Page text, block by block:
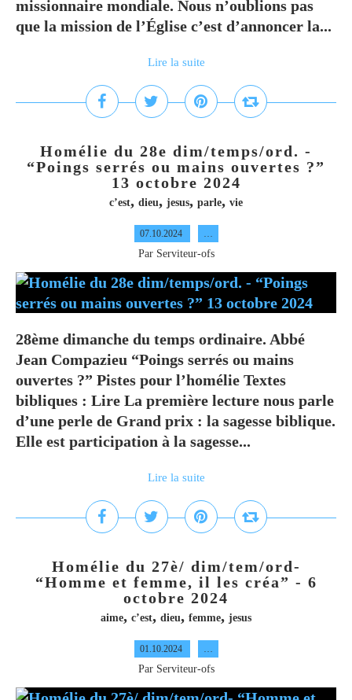
missionnaire mondiale. Nous n’oublions pas
que la mission de l’Église c’est d’annoncer la...
Lire la suite
Homélie du 28e dim/temps/ord. -
“Poings serrés ou mains ouvertes ?”
13 octobre 2024
c’est, dieu, jesus, parle, vie
07.10.2024 …
Par Serviteur-ofs
28ème dimanche du temps ordinaire. Abbé
Jean Compazieu “Poings serrés ou mains
ouvertes ?” Pistes pour l’homélie Textes
bibliques : Lire La première lecture nous parle
d’une perle de Grand prix : la sagesse biblique.
Elle est participation à la sagesse...
Lire la suite
Homélie du 27è/ dim/tem/ord-
“Homme et femme, il les créa” - 6
octobre 2024
aime, c’est, dieu, femme, jesus
01.10.2024 …
Par Serviteur-ofs